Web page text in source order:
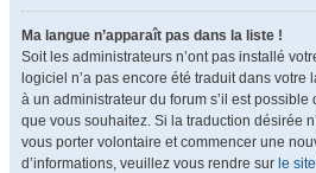
Ma langue n’apparaît pas dans la liste !
Soit les administrateurs n’ont pas installé
logiciel n’a pas encore été traduit dans
à un administrateur du forum s’il est
que vous souhaitez. Si la traduction désirée
vous porter volontaire et commencer une
d’informations, veuillez vous rendre sur le